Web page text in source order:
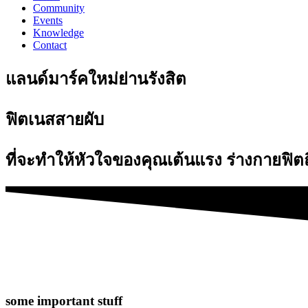
Community
Events
Knowledge
Contact
แลนด์มาร์คใหม่ย่านรังสิต
ฟิตเนสสายผับ
ที่จะทำให้หัวใจของคุณเต้นแรง ร่างกายฟิ
some important stuff